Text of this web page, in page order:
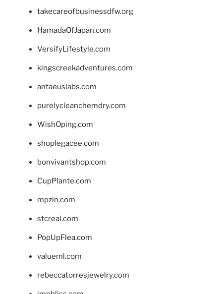
takecareofbusinessdfw.org
HamadaOfJapan.com
VersifyLifestyle.com
kingscreekadventures.com
antaeuslabs.com
purelycleanchemdry.com
WishOping.com
shoplegacee.com
bonvivantshop.com
CupPlante.com
mpzin.com
stcreal.com
PopUpFlea.com
valueml.com
rebeccatorresjewelry.com